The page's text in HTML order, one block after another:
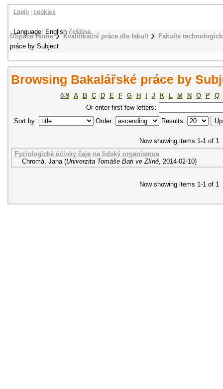
DSpace Home Kvalifikační práce dle fakult
Fakulta
práce by Subject
Login cookies
Language: Englishčeština
Browsing Bakalářské práce by
0-9 A B C D E F G H J K L M N O P
Q
Or enter first few letters:
Sort by:
Order: Results:
Now showing items 1-1 of 1
Fyziologické účinky čaje na lidský organismus
Chromá, Jana (Univerzita Tomáše Bati ve Zlíně, 2014-02-10)
Now showing items 1-1 of 1